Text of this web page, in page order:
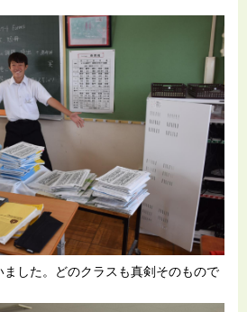
した。どのクラスも真剣そのもので